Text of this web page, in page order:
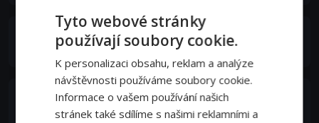
Mark Schiff
Jimmy Brogan
Tyto webové stránky
používají soubory cookie.
K personalizaci obsahu, reklam a analýze
návštěvnosti používáme soubory cookie.
Informace o vašem používání našich
stránek také sdílíme s našimi reklamními a